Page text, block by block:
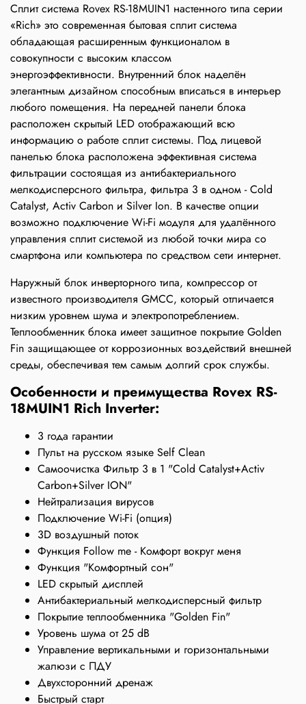
Сплит система Rovex RS-18MUIN1 настенного типа серии
«Rich» это современная бытовая сплит система
обладающая расширенным функционалом в
совокупности с высоким классом
энергоэффективности. Внутренний блок наделён
элегантным дизайном способным вписаться в интерьер
любого помещения. На передней панели блока
расположен скрытый LED отображающий всю
информацию о работе сплит системы. Под лицевой
панелью блока расположена эффективная система
фильтрации состоящая из антибактериального
мелкодисперсного фильтра, фильтра 3 в одном - Cold
Catalyst, Activ Carbon и Silver Ion. В качестве опции
возможно подключение Wi-Fi модуля для удалённого
управления сплит системой из любой точки мира со
смартфона или компьютера по средством сети интернет.
Наружный блок инверторного типа, компрессор от
известного производителя GMCC, который отличается
низким уровнем шума и электропотреблением.
Теплообменник блока имеет защитное покрытие Golden
Fin защищающее от коррозионных воздействий внешней
среды, обеспечивая тем самым долгий срок службы.
Особенности и преимущества Rovex RS-
18MUIN1 Rich Inverter:
3 года гарантии
Пульт на русском языке Self Clean
Самоочистка Фильтр 3 в 1 "Cold Catalyst+Activ
Carbon+Silver ION"
Нейтрализация вирусов
Подключение Wi-Fi (опция)
3D воздушный поток
Функция Follow me - Комфорт вокруг меня
Функция "Комфортный сон"
LED скрытый дисплей
Антибактериальный мелкодисперсный фильтр
Покрытие теплообменника "Golden Fin"
Уровень шума от 25 dB
Управление вертикальными и горизонтальными
жалюзи с ПДУ
Двухсторонний дренаж
Быстрый старт